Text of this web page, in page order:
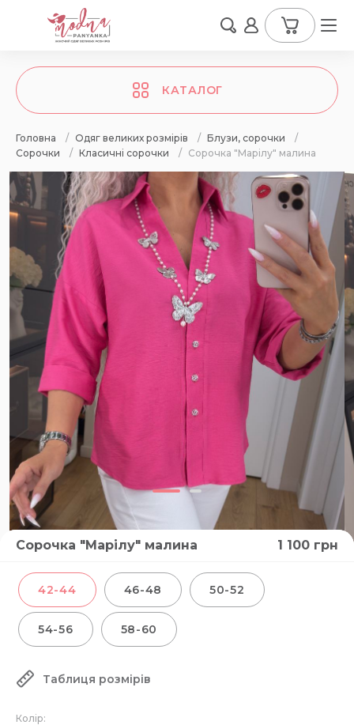
КАТАЛОГ
Головна / Одяг великих розмірів / Блузи, сорочки
/
Сорочки
/ Класичні сорочки / Сорочка "Марілу" малина
Сорочка "Марілу" малина 1 100 грн
42-44 46-48 50-52
54-56 58-60
Таблиця розмірів
Колір: